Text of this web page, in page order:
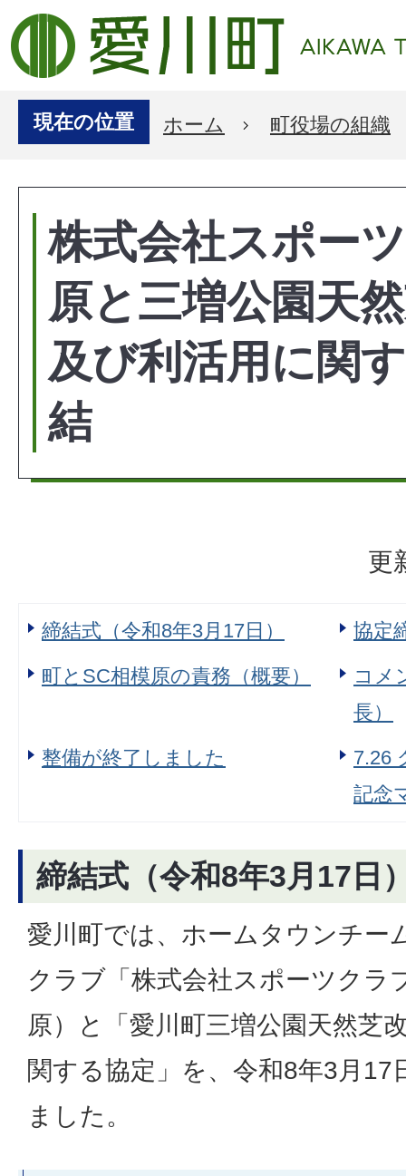
現在の位置 ホーム 町役場の組織
株式会社スポー
原と三増公園天
及び利活用に関
結
更
締結式（令和8年3月17日）
協定
町とSC相模原の責務（概要）
コメ
長）
整備が終了しました
7.26
記念
締結式（令和8年3月17日
愛川町では、ホームタウンチー
クラブ「株式会社スポーツクラ
原）と「愛川町三増公園天然芝
関する協定」を、令和8年3月17
ました。